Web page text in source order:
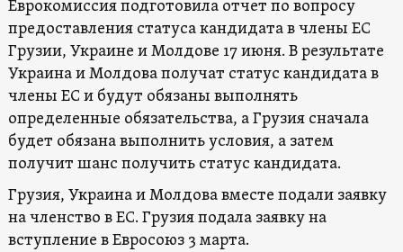
Еврокомиссия подготовила отчет по вопросу
предоставления статуса кандидата в члены ЕС
Грузии, Украине и Молдове 17 июня. В результате
Украина и Молдова получат статус кандидата в
члены ЕС и будут обязаны выполнять
определенные обязательства, а Грузия сначала
будет обязана выполнить условия, а затем
получит шанс получить статус кандидата.
Грузия, Украина и Молдова вместе подали заявку
на членство в ЕС. Грузия подала заявку на
вступление в Евросоюз 3 марта.